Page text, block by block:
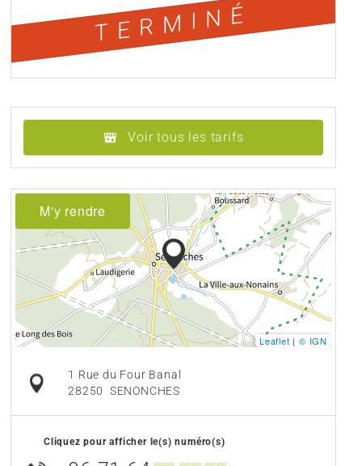
TERMINÉ
Voir tous les tarifs
M'y rendre
Leaflet | © IGN
1 Rue du Four Banal
28250 SENONCHES
Cliquez pour afficher le(s) numéro(s)